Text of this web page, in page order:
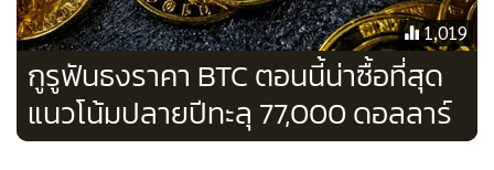
วันศุกร์ที่ผ่านมา (9 ก.พ.) มูลค่าเงินไหลออกรวมอยู่ที่เพียง 51.8
ล้านดอลลาร์ ต่ำสุดนับจากวันที่ SEC อนุมัติกองทุน
ขณะเดียวกัน เม็ดเงินจำนวนมากหลั่งไหลเข้าสู่กองทุน Spot
Bitcoin ETF อื่นๆ อีก 9 แห่ง เฉพาะสัปดาห์ที่แล้วมีมูลค่ารวม
1,019
กูรูฟันธงราคา BTC ตอนนี้น่าซื้อที่สุด
แนวโน้มปลายปีทะลุ 77,000 ดอลลาร์